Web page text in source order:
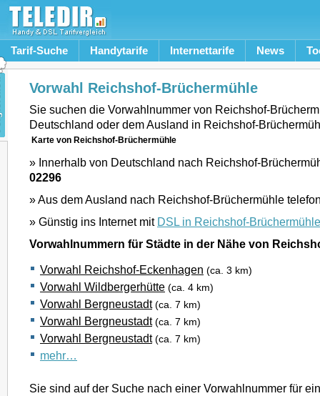
Tarif-Suche Handytarife Internettarife News
Vorwahl Reichshof-Brüchermühle
Sie suchen die Vorwahlnummer von Reichshof-
Deutschland oder dem Ausland in Reichshof-
Karte von Reichshof-Brüchermühle
» Innerhalb von Deutschland nach Reichshof-
02296
» Aus dem Ausland nach Reichshof-Brüchermühle
» Günstig ins Internet mit DSL in Reichshof-Brüchermühle
Vorwahlnummern für Städte in der Nähe von
Vorwahl Reichshof-Eckenhagen (ca. 3 km)
Vorwahl Wildbergerhütte (ca. 4 km)
Vorwahl Bergneustadt (ca. 7 km)
Vorwahl Bergneustadt (ca. 7 km)
Vorwahl Bergneustadt (ca. 7 km)
mehr…
Sie sind auf der Suche nach einer Vorwahlnummer für